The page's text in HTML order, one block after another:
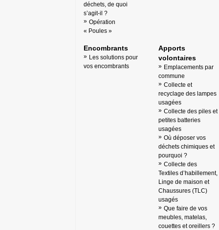
déchets, de quoi
s’agit-il ?
Opération
« Poules »
Encombrants
Les solutions pour
vos encombrants
Apports
volontaires
Emplacements par
commune
Collecte et
recyclage des lampes
usagées
Collecte des piles et
petites batteries
usagées
Où déposer vos
déchets chimiques et
pourquoi ?
Collecte des
Textiles d’habillement,
Linge de maison et
Chaussures (TLC)
usagés
Que faire de vos
meubles, matelas,
couettes et oreillers ?